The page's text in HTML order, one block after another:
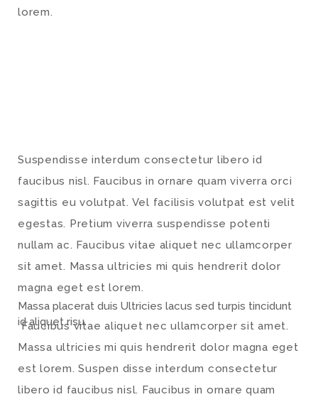
lorem.
Suspendisse interdum consectetur libero id
faucibus nisl. Faucibus in ornare quam viverra orci
sagittis eu volutpat. Vel facilisis volutpat est velit
egestas. Pretium viverra suspendisse potenti
nullam ac. Faucibus vitae aliquet nec ullamcorper
sit amet. Massa ultricies mi quis hendrerit dolor
magna eget est lorem.
Massa placerat duis Ultricies lacus sed turpis tincidunt
id aliquet risu.
Faucibus vitae aliquet nec ullamcorper sit amet.
Massa ultricies mi quis hendrerit dolor magna eget
est lorem. Suspen disse interdum consectetur
libero id faucibus nisl. Faucibus in ornare quam